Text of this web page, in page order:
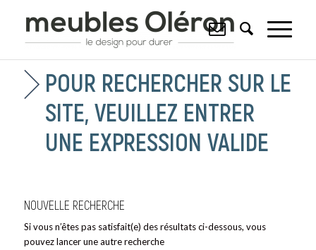
POUR RECHERCHER SUR LE
SITE, VEUILLEZ ENTRER
UNE EXPRESSION VALIDE
NOUVELLE RECHERCHE
Si vous n’êtes pas satisfait(e) des résultats ci-dessous, vous
pouvez lancer une autre recherche